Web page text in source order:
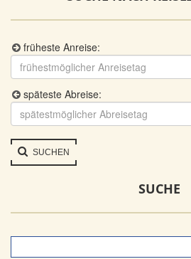
früheste Anreise:
späteste Abreise:
SUCHEN
SUCHE